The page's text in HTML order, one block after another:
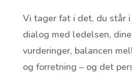
Vi tager fat i det, du står
dialog med ledelsen,
vurderinger, balancen
og forretning – og det